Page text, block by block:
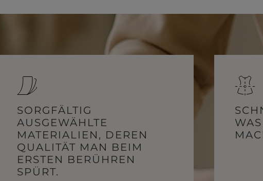
SORGFÄLTIG
AUSGEWÄHLTE
MATERIALIEN, DEREN
QUALITÄT MAN BEIM
ERSTEN BERÜHREN
SPÜRT.